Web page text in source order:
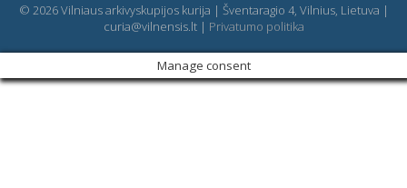
© 2026 Vilniaus arkivyskupijos kurija | Šventaragio 4, Vilnius, Lietuva |
curia@vilnensis.lt | Privatumo politika
Manage consent